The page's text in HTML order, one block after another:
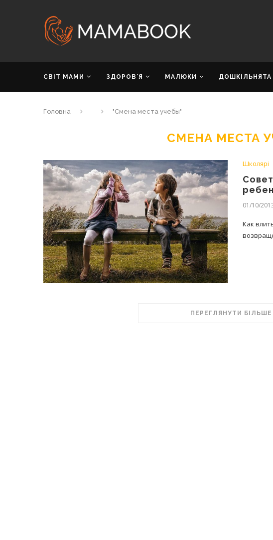
СВІТ МАМИ ЗДОРОВ’Я МАЛЮКИ ДОШКІЛЬНЯТА
Головна "Смена места учебы"
СМЕНА МЕСТА
Школярі
01/10/
Как
ПЕРЕГЛЯНУТИ БІЛЬШЕ